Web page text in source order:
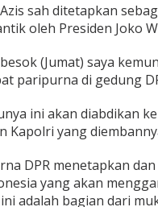
sah ditetapkan
oleh Presiden Joko
(Jumat) saya
paripurna di gedung
ini akan diabdikan
Kapolri yang
DPR menetapkan
yang akan
adalah bagian dari